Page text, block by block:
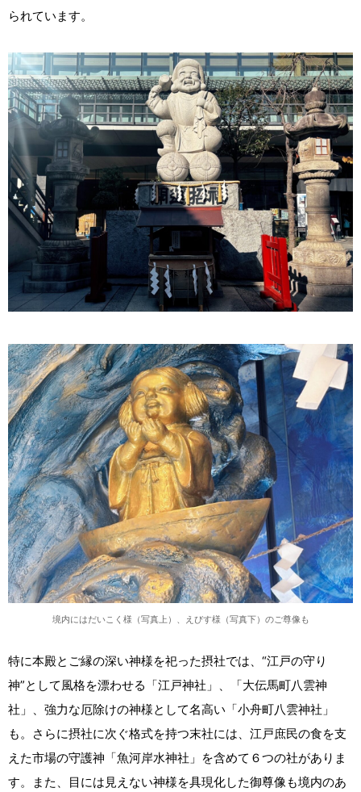
られています。
境内にはだいこく様（写真上）、えびす様（写真下）のご尊像も
特に本殿とご縁の深い神様を祀った摂社では、“江戸の守り
神”として風格を漂わせる「江戸神社」、「大伝馬町八雲神
社」、強力な厄除けの神様として名高い「小舟町八雲神社」
も。さらに摂社に次ぐ格式を持つ末社には、江戸庶民の食を支
えた市場の守護神「魚河岸水神社」を含めて６つの社がありま
す。また、目には見えない神様を具現化した御尊像も境内のあ